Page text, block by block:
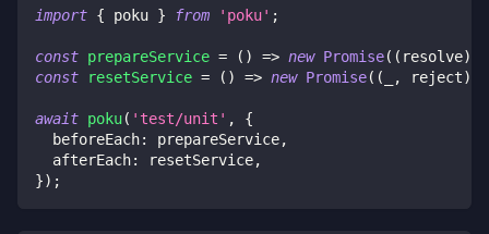
import { poku } from 'poku' ;
const prepareService = ( ) => new Promise( ( resolve)
const
resetService = ( ) => new Promise( ( , reject)
await poku( 'test/unit' ,
{
  beforeEach
: prepareService,
  afterEach
: resetService,
}) ;